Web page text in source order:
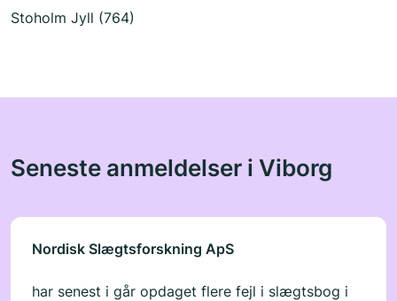
Stoholm Jyll (764)
Seneste anmeldelser i Viborg
Nordisk Slægtsforskning ApS
har senest i går opdaget flere fejl i slægtsbog i